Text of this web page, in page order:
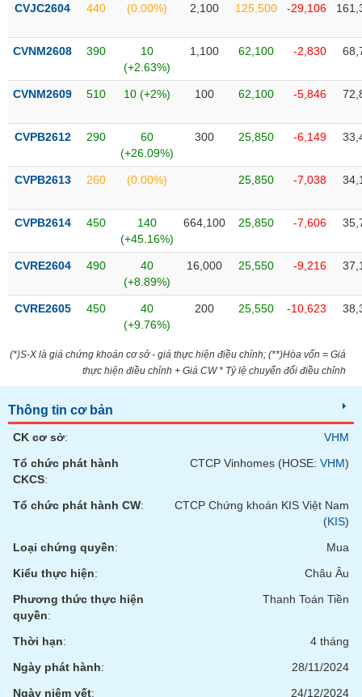
CVJC2604 440 (0.00%) 2,100 125,500 -29,106
CVNM2608 390
10
(+2.63%)
1,100 62,100 -2,830
CVNM2609 510 10 (+2%) 100 62,100 -5,846
CVPB2612 290
60
(+26.09%)
300 25,850 -6,149
CVPB2613 260 (0.00%) 25,850 -7,038
CVPB2614 450
140
(+45.16%)
664,100 25,850 -7,606
CVRE2604 490
40
(+8.89%)
16,000 25,550 -9,216
CVRE2605 450
40
(+9.76%)
200 25,550 -10,623
(*)S-X là giá chứng khoán cơ sở - giá thực hiện điều chỉnh; (**)Hòa vốn = Giá
thực hiện điều chỉnh + Giá CW * Tỷ lệ chuyển đổi điều chỉnh
Thông tin cơ bản
CK cơ sở:
VHM
Tổ chức phát hành
CKCS:
CTCP Vinhomes (HOSE: VHM)
Tổ chức phát hành CW:
CTCP Chứng khoán KIS Việt Nam
(KIS)
Loại chứng quyền:
Mua
Kiểu thực hiện:
Châu Âu
Phương thức thực hiện
quyền:
Thanh Toán Tiền
Thời hạn:
4 tháng
Ngày phát hành:
28/11/2024
Ngày niêm yết: 24/12/2024
Công
đầu
tư
Truyền
tài
chính
Dữ
chính